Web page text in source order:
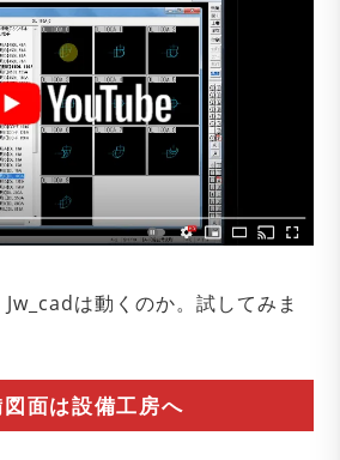
は動くのか。試してみま
面は設備工房へ